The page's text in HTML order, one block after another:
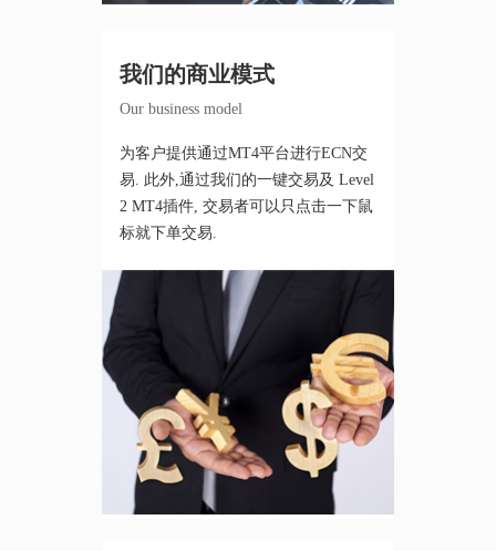
我们的商业模式
Our business model
为客户提供通过MT4平台进行ECN交
易. 此外,通过我们的一键交易及 Level
2 MT4插件, 交易者可以只点击一下鼠
标就下单交易.